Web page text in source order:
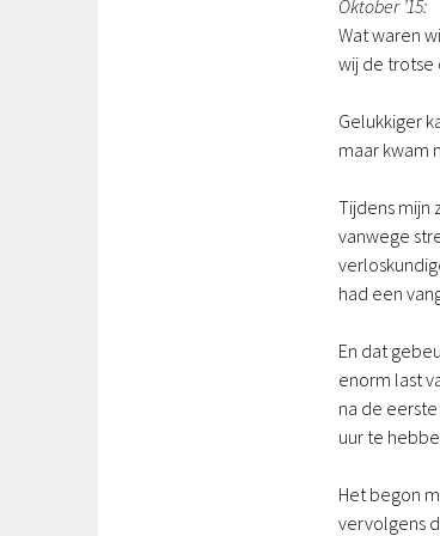
Oktober ’15:
Wat waren
wij de trotse
Gelukkiger
maar kwam
Tijdens mijn
vanwege
had een
En dat
enorm last
na de
uur te
Het begon
vervolgens